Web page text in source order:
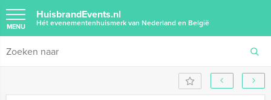
HuisbrandEvents.nl
Hét evenementenhuismerk van Nederland en België
MENU